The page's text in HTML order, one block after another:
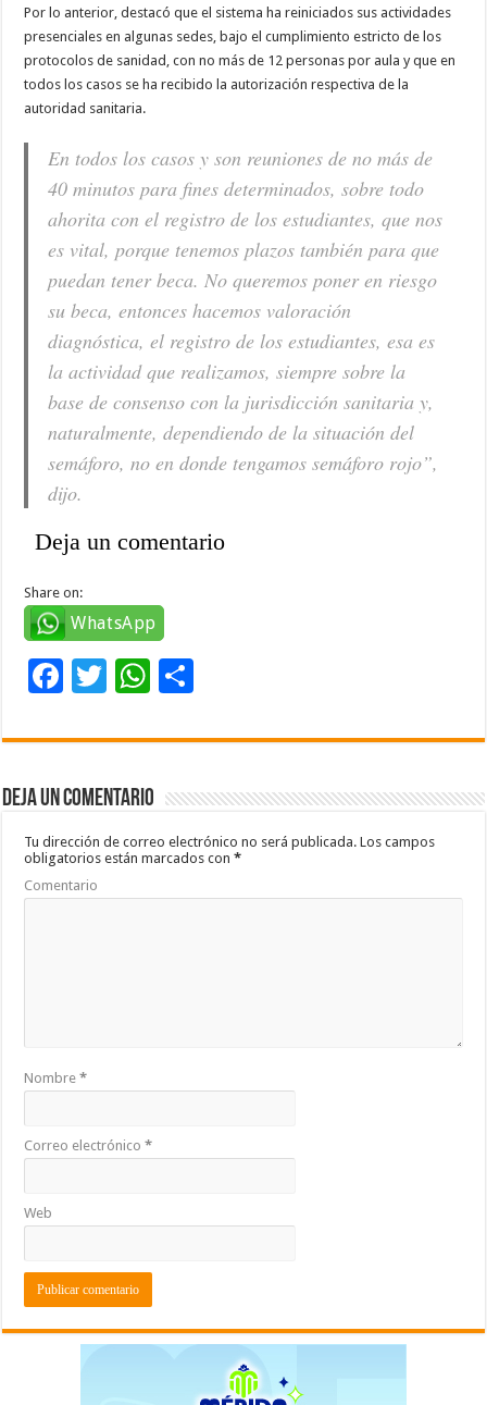
Por lo anterior, destacó que el sistema ha reiniciados sus actividades
presenciales en algunas sedes, bajo el cumplimiento estricto de los
protocolos de sanidad, con no más de 12 personas por aula y que en
todos los casos se ha recibido la autorización respectiva de la
autoridad sanitaria.
En todos los casos y son reuniones de no más de
40 minutos para fines determinados, sobre todo
ahorita con el registro de los estudiantes, que nos
es vital, porque tenemos plazos también para que
puedan tener beca. No queremos poner en riesgo
su beca, entonces hacemos valoración
diagnóstica, el registro de los estudiantes, esa es
la actividad que realizamos, siempre sobre la
base de consenso con la jurisdicción sanitaria y,
naturalmente, dependiendo de la situación del
semáforo, no en donde tengamos semáforo rojo”,
dijo.
Deja un comentario
Share on:
WhatsApp
F
e
b
o
o
k
T
tt
er
W
at
sA
p
p
m
ar
ti
Deja un comentario
Tu dirección de correo electrónico no será publicada. Los campos
obligatorios están marcados con*
Comentario
Nombre*
Correo electrónico*
Web